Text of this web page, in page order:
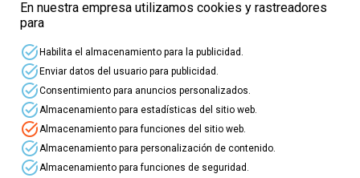
⭐ ¡Nuevos
profesionales del
Sector de Información y
⏩ Este sector incluye: Artes gráficas,
manipulados de papel y cartón, editoriales e
industrias afines; Industria fotográfica; Prensa no
diaria; Producción audiovisual; Empresas de
publicidad; Exhibición cinematográfica; Prensa
En nuestra empresa utilizamos cookies y rastreadores
para
task_altHabilita el almacenamiento para la publicidad.
task_altEnviar datos del usuario para publicidad.
task_altConsentimiento para anuncios personalizados.
task_alt Almacenamiento para estadísticas del sitio web.
task_alt Almacenamiento para funciones del sitio web.
task_alt Almacenamiento para personalización de contenido.
task_alt Almacenamiento para funciones de seguridad.